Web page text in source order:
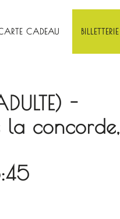
CADEAU BILLETTERIE
-
concorde,